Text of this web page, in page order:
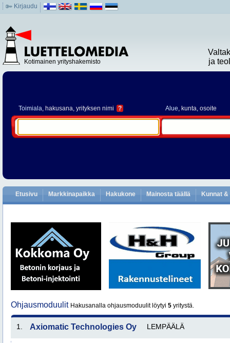
Kirjaudu
Kotimainen yrityshakemisto
ja
Toimiala, hakusana, yrityksen nimi ? Alue, kunta, osoite
Etusivu Markkinapaikka Hakukone Mainosta täällä Kunnat
Ohjausmoduulit Hakusanalla ohjausmoduulit löytyi 5 yritystä.
1. Axiomatic Technologies Oy LEMPÄÄLÄ